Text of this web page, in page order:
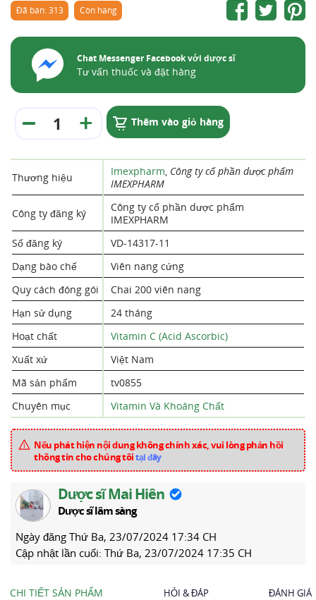
Đã bán: 313 Còn hàng
Chat Messenger Facebook với dược sĩ
Tư vấn thuốc và đặt hàng
Thêm vào giỏ hàng
Thương hiệu Imexpharm, Công ty cổ phần dược phẩm
IMEXPHARM
Công ty đăng ký
Công ty cổ phần dược phẩm
IMEXPHARM
Số đăng ký
VD-14317-11
Dạng bào chế
Viên nang cứng
Quy cách đóng gói
Chai 200 viên nang
Hạn sử dụng
24 tháng
Hoạt chất
Vitamin C (Acid Ascorbic)
Xuất xứ
Việt Nam
Mã sản phẩm
tv0855
Chuyên mục
Vitamin Và Khoáng Chất
Nếu phát hiện nội dung không chính xác, vui lòng phản hồi
thông tin cho chúng tôitại đây
Dược sĩ Mai Hiên
Dược sĩ lâm sàng
Ngày đăng Thứ Ba, 23/07/2024 17:34 CH
Cập nhật lần cuối: Thứ Ba, 23/07/2024 17:35 CH
CHI TIẾT SẢN PHẨM HỎI & ĐÁP ĐÁNH GIÁ